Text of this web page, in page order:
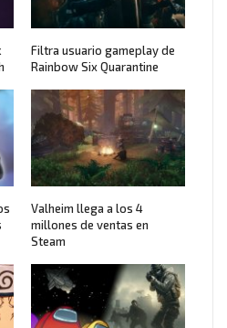
Filtra usuario gameplay de
Rainbow Six Quarantine
Valheim llega a los 4
millones de ventas en
Steam